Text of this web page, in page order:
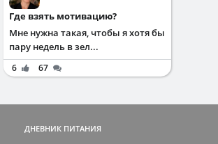
Где взять мотивацию?
Мне нужна такая, чтобы я хотя бы
пару недель в зел...
6 67
ДНЕВНИК ПИТАНИЯ